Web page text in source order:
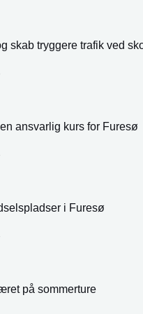
skab tryggere trafik ved
ansvarlig kurs for Furesø
i Furesø
på sommerture